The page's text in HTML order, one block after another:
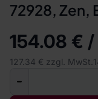
72928, Zen,
154.08 € /
127.34 € zzgl. MwSt.